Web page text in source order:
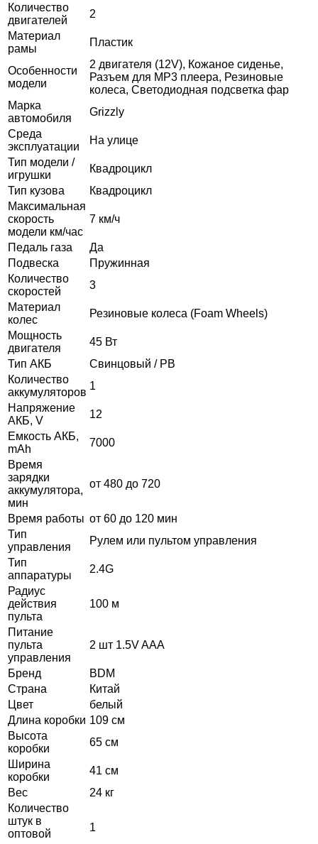
Количество
двигателей
2
Материал
рамы
Пластик
Особенности
модели
2 двигателя (12V), Кожаное сиденье,
Разъем для MP3 плеера, Резиновые
колеса, Светодиодная подсветка фар
Марка
автомобиля
Grizzly
Среда
эксплуатации
На улице
Тип модели /
игрушки
Квадроцикл
Тип кузова
Квадроцикл
Максимальная
скорость
модели км/час
7 км/ч
Педаль газа
Да
Подвеска
Пружинная
Количество
скоростей
3
Материал
колес
Резиновые колеса (Foam Wheels)
Мощность
двигателя
45 Вт
Тип АКБ
Свинцовый / PB
Количество
аккумуляторов
1
Напряжение
АКБ, V
12
Емкость АКБ,
mAh
7000
Время
зарядки
аккумулятора,
мин
от 480 до 720
Время работы от 60 до 120 мин
Тип
управления
Рулем или пультом управления
Тип
аппаратуры
2.4G
Радиус
действия
пульта
100 м
Питание
пульта
управления
2 шт 1.5V AAA
Бренд
BDM
Страна
Китай
Цвет
белый
Длина коробки 109 см
Высота
коробки
65 см
Ширина
коробки
41 см
Вес
24 кг
Количество
штук в
оптовой
1